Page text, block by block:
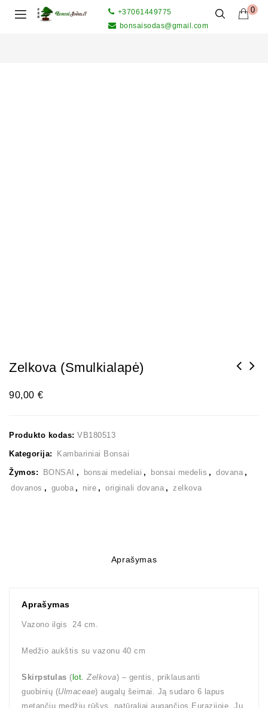
0
+37061449775
bonsaisodas@gmail.com
Zelkova (smulkialapė)
90,00 €
Produkto kodas: VB180513
Kategorija: Kambariniai Bonsai
Žymos: BONSAI , bonsai medeliai , bonsai medelis , dovana ,
dovanos , guoba , nire , originali dovana , zelkova
Aprašymas
Aprašymas
Vazono ilgis 24 cm.
Medžio aukštis su vazonu 40 cm
Skirpstulas ( lot. Zelkova) – gentis, priklausanti
guobinių (Ulmaceae) augalų šeimai. Ją sudaro 6 lapus
metančių medžių rūšys, natūraliai augančios Eurazijoje. Jų